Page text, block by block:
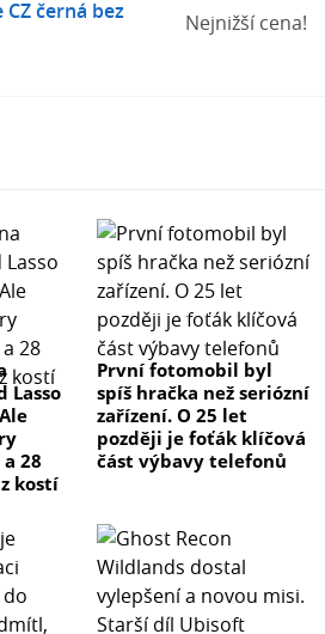
CZ černá bez
Nejnižší cena!
Lasso
28
kostí
První fotomobil byl
spíš hračka než seriózní
zařízení. O 25 let
později je foťák klíčová
část výbavy telefonů